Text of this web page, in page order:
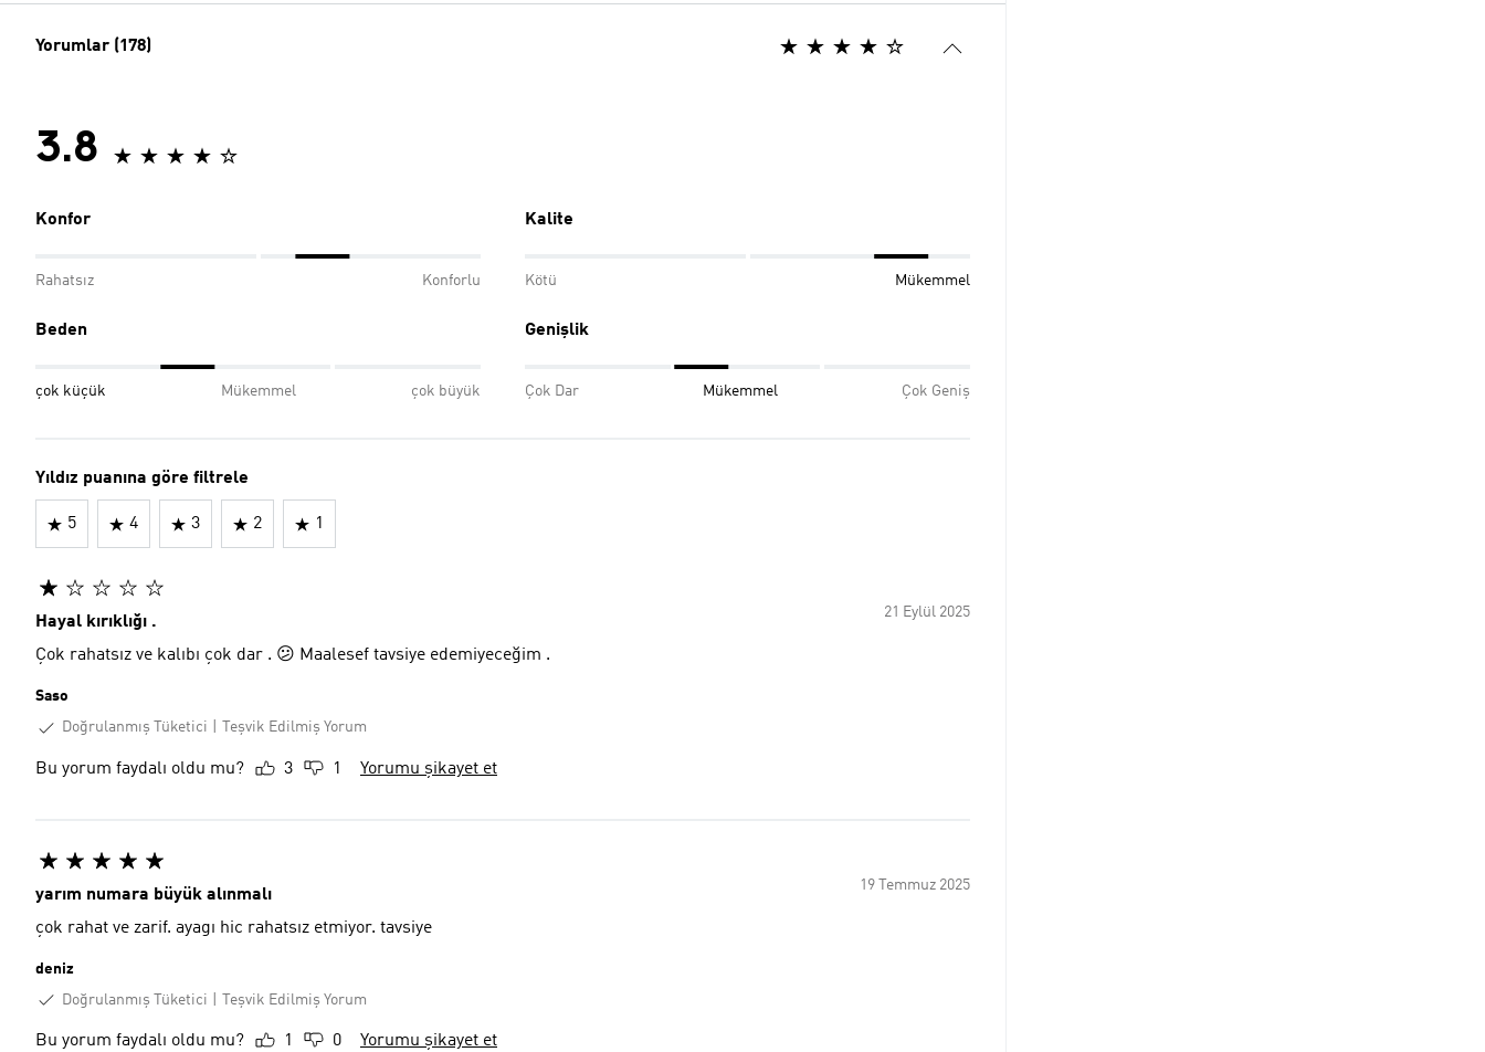
Yorumlar (178)
3.8
Konfor
Rahatsız Konforlu
Kalite
Kötü Mükemmel
Beden
çok küçük Mükemmel çok büyük
Genişlik
Çok Dar Mükemmel Çok Geniş
Yıldız puanına göre filtrele
5 4 3 2 1
21 Eylül 2025
Hayal kırıklığı .
Çok rahatsız ve kalıbı çok dar . 😕 Maalesef tavsiye edemiyeceğim .
Saso
Doğrulanmış Tüketici
Teşvik Edilmiş Yorum
Bu yorum faydalı oldu mu? 3 1 Yorumu şikayet et
19 Temmuz 2025
yarım numara büyük alınmalı
çok rahat ve zarif. ayagı hic rahatsız etmiyor. tavsiye
deniz
Doğrulanmış Tüketici
Teşvik Edilmiş Yorum
Bu yorum faydalı oldu mu? 1 0 Yorumu şikayet et